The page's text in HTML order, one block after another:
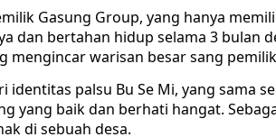
Gasung Group, yang hanya
dan bertahan hidup selama 3 bulan
mengincar warisan besar sang
identitas palsu Bu Se Mi, yang sama
yang baik dan berhati hangat.
di sebuah desa.